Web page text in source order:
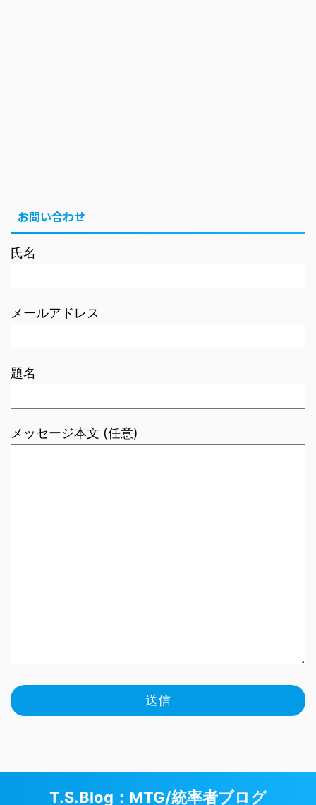
お問い合わせ
氏名
メールアドレス
題名
メッセージ本文 (任意)
T.S.Blog：MTG/統率者ブログ